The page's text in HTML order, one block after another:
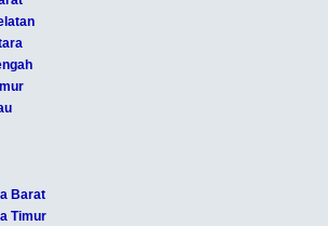
Barat
Timur